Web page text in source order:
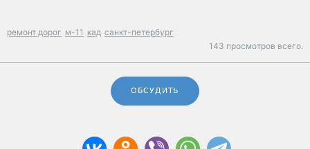
ремонт дорог м-11 кад санкт-петербург
143 просмотров всего.
ОБСУДИТЬ